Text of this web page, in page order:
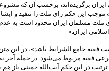
برگزیده‌اند، برحسب آن که
موجب این حکم رای ملت را تنفیذ و
ملت مسلمان ایران محدود است به
ایران.»
فقیه جامع الشرایط باشد»، در این
مربوط می‌شود. در جمله آخر به
در این حکم آیت‌الله خمینی باز